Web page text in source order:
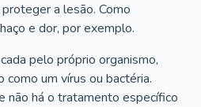
a lesão. Como
e dor, por exemplo.
pelo próprio organismo,
um vírus ou bactéria.
não há o tratamento específico